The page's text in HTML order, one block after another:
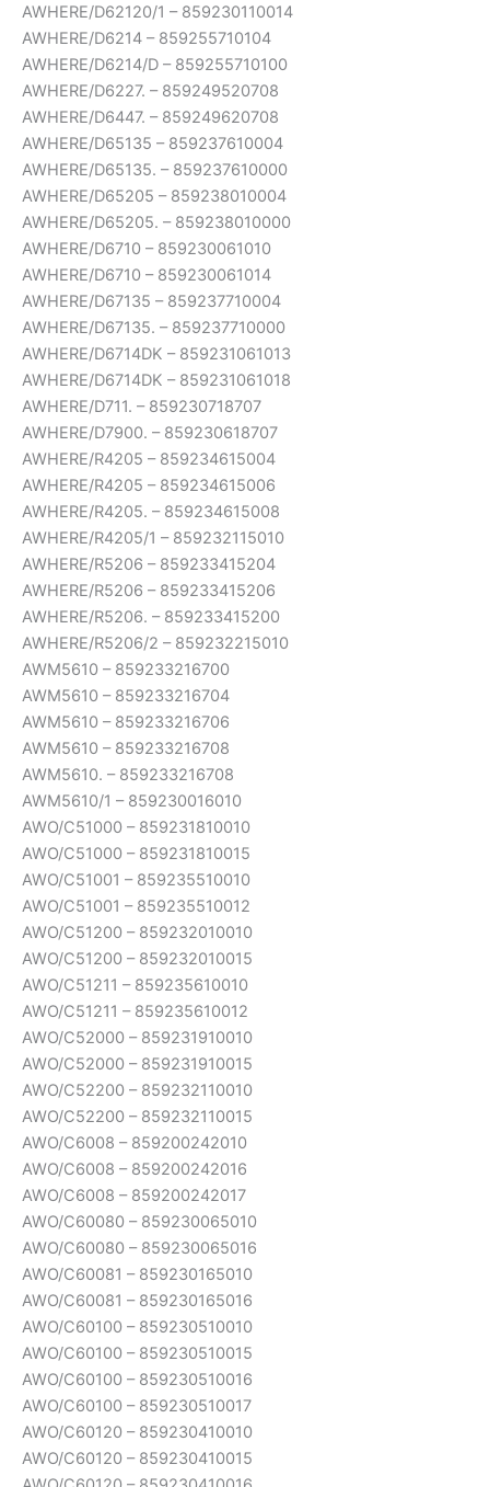
AWHERE/D62120/1 – 859230110014
AWHERE/D6214 – 859255710104
AWHERE/D6214/D – 859255710100
AWHERE/D6227. – 859249520708
AWHERE/D6447. – 859249620708
AWHERE/D65135 – 859237610004
AWHERE/D65135. – 859237610000
AWHERE/D65205 – 859238010004
AWHERE/D65205. – 859238010000
AWHERE/D6710 – 859230061010
AWHERE/D6710 – 859230061014
AWHERE/D67135 – 859237710004
AWHERE/D67135. – 859237710000
AWHERE/D6714DK – 859231061013
AWHERE/D6714DK – 859231061018
AWHERE/D711. – 859230718707
AWHERE/D7900. – 859230618707
AWHERE/R4205 – 859234615004
AWHERE/R4205 – 859234615006
AWHERE/R4205. – 859234615008
AWHERE/R4205/1 – 859232115010
AWHERE/R5206 – 859233415204
AWHERE/R5206 – 859233415206
AWHERE/R5206. – 859233415200
AWHERE/R5206/2 – 859232215010
AWM5610 – 859233216700
AWM5610 – 859233216704
AWM5610 – 859233216706
AWM5610 – 859233216708
AWM5610. – 859233216708
AWM5610/1 – 859230016010
AWO/C51000 – 859231810010
AWO/C51000 – 859231810015
AWO/C51001 – 859235510010
AWO/C51001 – 859235510012
AWO/C51200 – 859232010010
AWO/C51200 – 859232010015
AWO/C51211 – 859235610010
AWO/C51211 – 859235610012
AWO/C52000 – 859231910010
AWO/C52000 – 859231910015
AWO/C52200 – 859232110010
AWO/C52200 – 859232110015
AWO/C6008 – 859200242010
AWO/C6008 – 859200242016
AWO/C6008 – 859200242017
AWO/C60080 – 859230065010
AWO/C60080 – 859230065016
AWO/C60081 – 859230165010
AWO/C60081 – 859230165016
AWO/C60100 – 859230510010
AWO/C60100 – 859230510015
AWO/C60100 – 859230510016
AWO/C60100 – 859230510017
AWO/C60120 – 859230410010
AWO/C60120 – 859230410015